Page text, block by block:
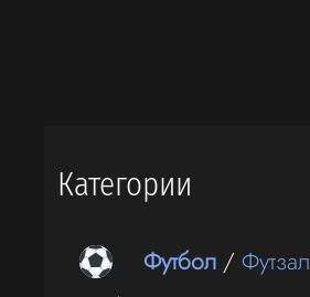
Категории
Футбол /Футзал